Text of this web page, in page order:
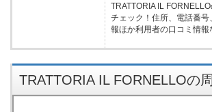
TRATTORIA IL
チェック！住所、電話番
報ほか利用者の口コミ情報
TRATTORIA IL FORNELLOの